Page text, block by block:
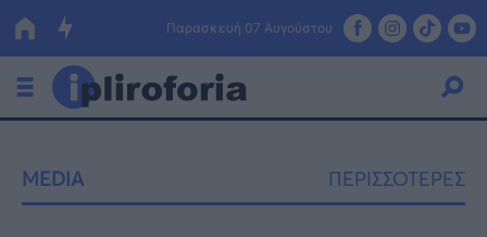
Παρασκευή 07 Αυγούστου
Οικονομία
MEDIA ΠΕΡΙΣΣΟΤΕΡΕΣ